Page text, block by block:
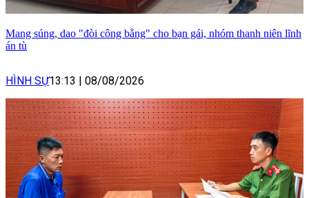
Mang súng, dao "đòi công bằng" cho bạn gái, nhóm thanh niên lĩnh
án tù
HÌNH SỰ13:13 08/08/2026